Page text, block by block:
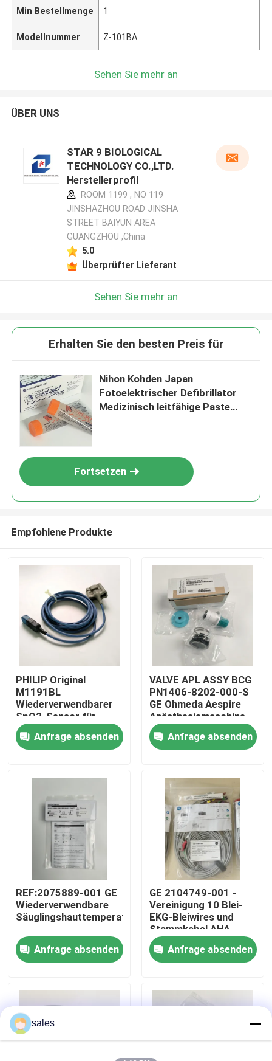
Zu Hause
Produkte
Über uns
Werksbesichtigung
Qualitätskontrolle
Kontakt mit uns
Teile für Patientenmonitore
Min Bestellmenge 1
Modellnummer Z-101BA
Sehen Sie mehr an
ÜBER UNS
STAR 9 BIOLOGICAL
TECHNOLOGY CO.,LTD.
Herstellerprofil
ROOM 1199 , NO 119
JINSHAZHOU ROAD JINSHA
STREET BAIYUN AREA
GUANGZHOU ,China
5.0
Überprüfter Lieferant
Sehen Sie mehr an
Erhalten Sie den besten Preis für
Nihon Kohden Japan
Fotoelektrischer Defibrillator
Medizinisch leitfähige Paste
Fortsetzen
Empfohlene Produkte
PHILIP Original
M1191BL
Wiederverwendbarer
SpO2-Sensor für
Erwachsene (3m)
REF:989803144381
Anfrage absenden
VALVE APL ASSY BCG
PN1406-8202-000-S
GE Ohmeda Aespire
Anästhesiemaschine
Aestiva Modell APL-
Ventil, ohne
Basisversion
Anfrage absenden
REF:2075889-001 GE
Wiederverwendbare
Säuglingshauttemperatursonde
Anfrage absenden
GE 2104749-001 -
Vereinigung 10 Blei-
EKG-Bleiwires und
Stammkabel,AHA
Anfrage absenden
sales